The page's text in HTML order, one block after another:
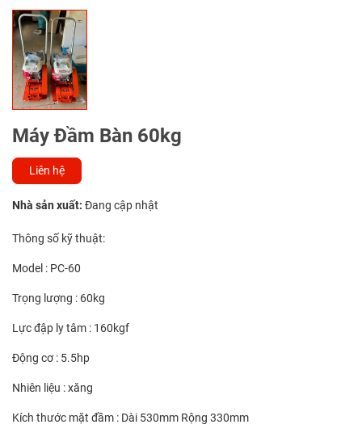
Máy Đầm Bàn 60kg
Liên hệ
Nhà sản xuất: Đang cập nhật
Thông số kỹ thuật:
Model : PC-60
Trọng lượng : 60kg
Lực đập ly tâm : 160kgf
Động cơ : 5.5hp
Nhiên liệu : xăng
Kích thước mặt đầm : Dài 530mm Rộng 330mm